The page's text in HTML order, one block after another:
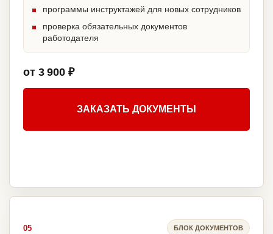
программы инструктажей для новых сотрудников
проверка обязательных документов
работодателя
от 3 900 ₽
ЗАКАЗАТЬ ДОКУМЕНТЫ
05 БЛОК ДОКУМЕНТОВ